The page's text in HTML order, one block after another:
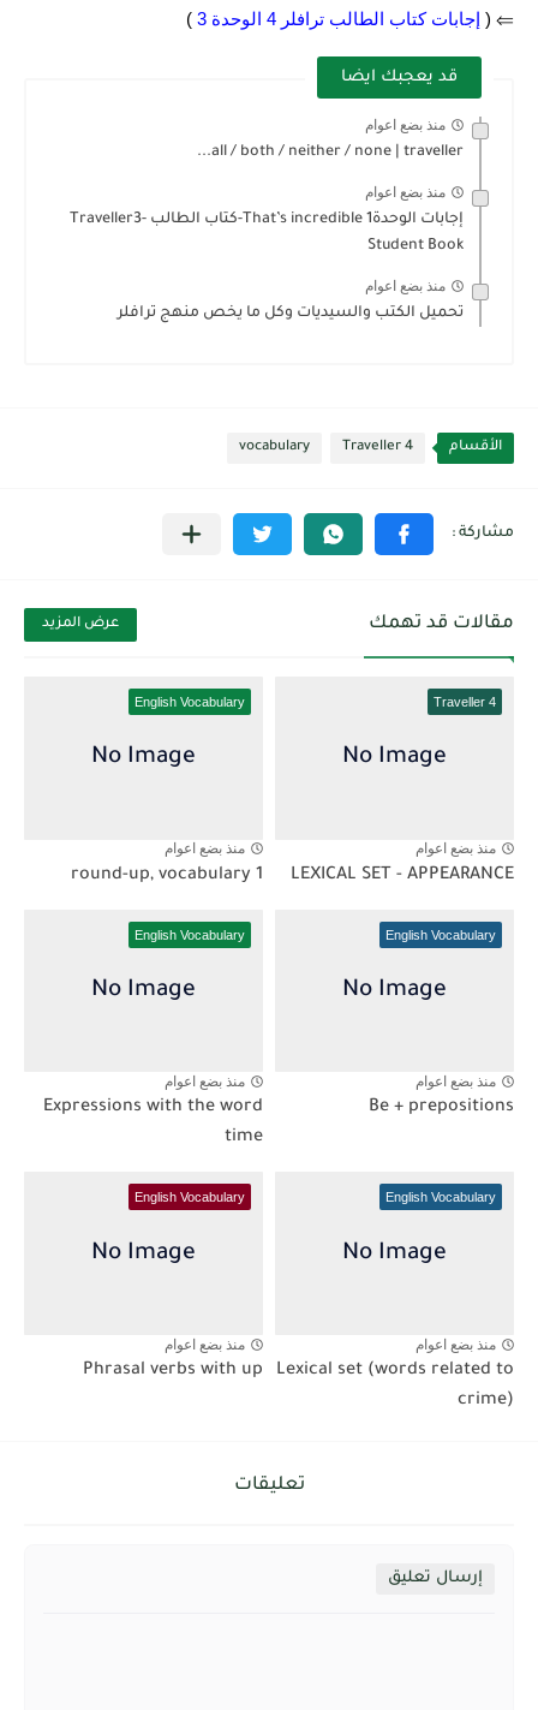
⇐ ( إجابات كتاب الطالب ترافلر 4 الوحدة 3 )
قد يعجبك ايضا
منذ بضع اعوام
all / both / neither / none | traveller...
منذ بضع اعوام
إجابات الوحدة1 That’s incredible-كتاب الطالب Traveller3-
Student Book
منذ بضع اعوام
تحميل الكتب والسيديات وكل ما يخص منهج ترافلر
الأقسام Traveller 4
vocabulary
مقالات قد تهمك عرض المزيد
Traveller 4
منذ بضع اعوام
LEXICAL SET - APPEARANCE
English Vocabulary
منذ بضع اعوام
1 round-up, vocabulary
English Vocabulary
منذ بضع اعوام
Be + prepositions
English Vocabulary
منذ بضع اعوام
Expressions with the word
time
English Vocabulary
منذ بضع اعوام
Lexical set (words related to
crime)
English Vocabulary
منذ بضع اعوام
Phrasal verbs with up
تعليقات
إرسال تعليق